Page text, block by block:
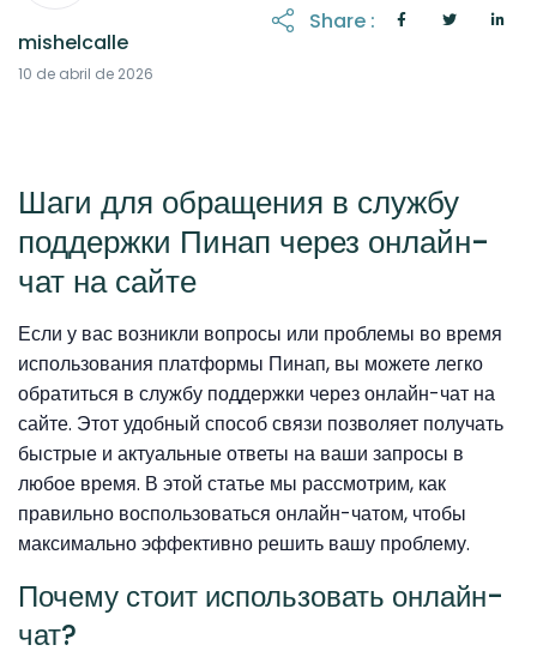
mishelcalle
10 de abril de 2026
Share :
Шаги для обращения в службу
поддержки Пинап через онлайн-
чат на сайте
Если у вас возникли вопросы или проблемы во время
использования платформы Пинап, вы можете легко
обратиться в службу поддержки через онлайн-чат на
сайте. Этот удобный способ связи позволяет получать
быстрые и актуальные ответы на ваши запросы в
любое время. В этой статье мы рассмотрим, как
правильно воспользоваться онлайн-чатом, чтобы
максимально эффективно решить вашу проблему.
Почему стоит использовать онлайн-
чат?